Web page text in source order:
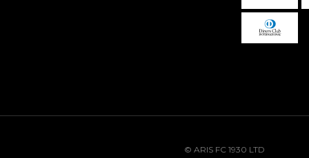
© ARIS FC 1930 LTD